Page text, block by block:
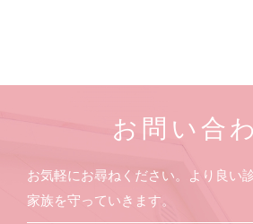
お問い合
お気軽にお尋ねください。より良い
家族を守っていきます。